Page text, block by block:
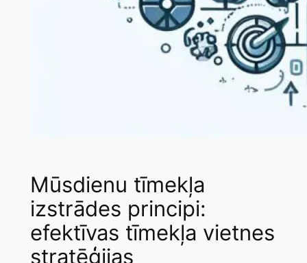
Mūsdienu tīmekļa
izstrādes principi:
efektīvas tīmekļa vietnes
stratēģijas